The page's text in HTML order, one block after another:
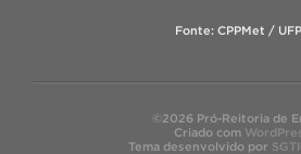
Fonte: CPPMet /
©2026 Pró-Reitoria de
Criado com
Tema desenvolvido por